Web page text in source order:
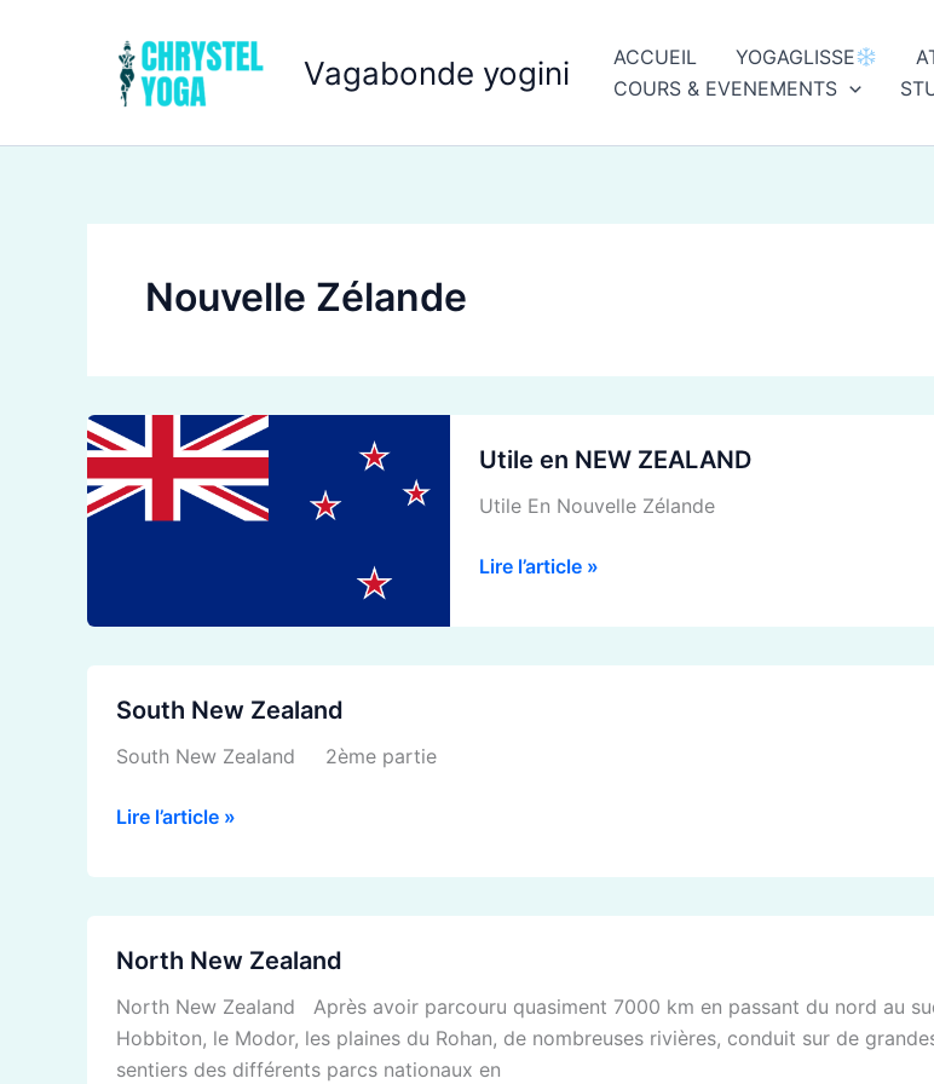
Vagabonde yogini ACCUEIL YOGAGLISSE
COURS & EVENEMENTS
Nouvelle Zélande
Utile en NEW ZEALAND
Utile En Nouvelle Zélande
en
NEW
Lire l’article »
South New Zealand
South New Zealand 2ème partie
New
Lire l’article »
North New Zealand
North New Zealand Après avoir parcouru quasiment 7000 km en passant du nord au
Hobbiton, le Modor, les plaines du Rohan, de nombreuses rivières, conduit sur de
sentiers des différents parcs nationaux en
New